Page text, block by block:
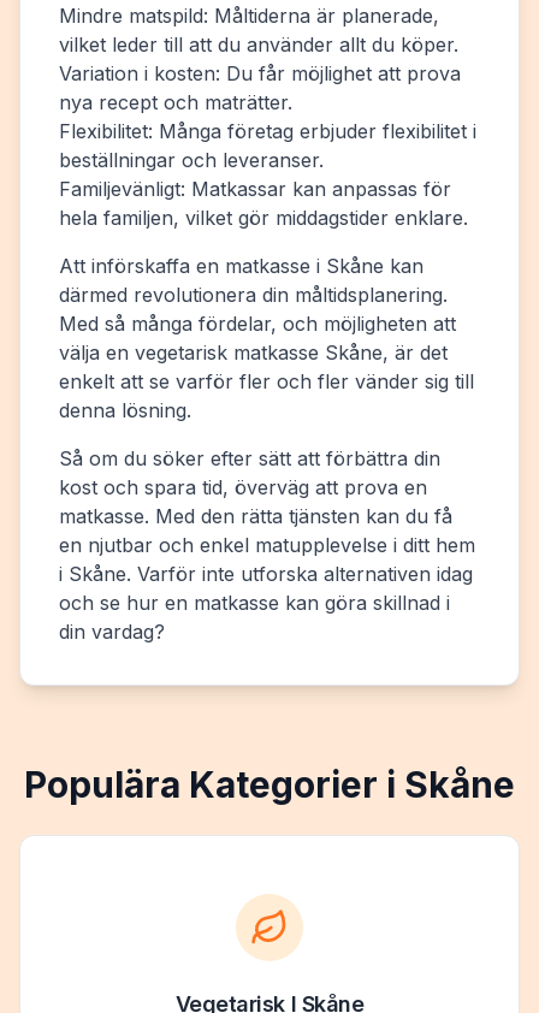
Mindre matspild: Måltiderna är planerade,
vilket leder till att du använder allt du köper.
Variation i kosten: Du får möjlighet att prova
nya recept och maträtter.
Flexibilitet: Många företag erbjuder flexibilitet i
beställningar och leveranser.
Familjevänligt: Matkassar kan anpassas för
hela familjen, vilket gör middagstider enklare.
Att införskaffa en matkasse i Skåne kan
därmed revolutionera din måltidsplanering.
Med så många fördelar, och möjligheten att
välja en vegetarisk matkasse Skåne, är det
enkelt att se varför fler och fler vänder sig till
denna lösning.
Så om du söker efter sätt att förbättra din
kost och spara tid, överväg att prova en
matkasse. Med den rätta tjänsten kan du få
en njutbar och enkel matupplevelse i ditt hem
i Skåne. Varför inte utforska alternativen idag
och se hur en matkasse kan göra skillnad i
din vardag?
Populära Kategorier i Skåne
Vegetarisk I Skåne